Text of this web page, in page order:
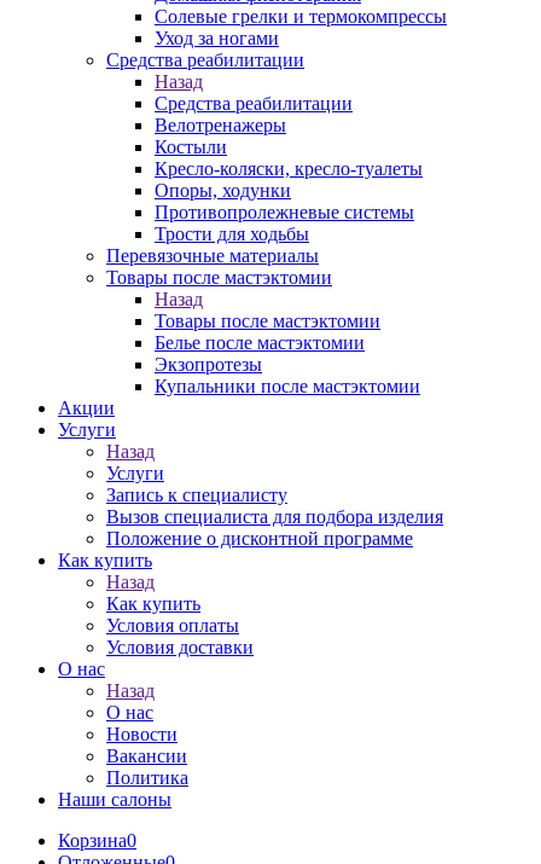
Солевые грелки и термокомпрессы
Уход за ногами
Средства реабилитации
Назад
Средства реабилитации
Велотренажеры
Костыли
Кресло-коляски, кресло-туалеты
Опоры, ходунки
Противопролежневые системы
Трости для ходьбы
Перевязочные материалы
Товары после мастэктомии
Назад
Товары после мастэктомии
Белье после мастэктомии
Экзопротезы
Купальники после мастэктомии
Акции
Услуги
Назад
Услуги
Запись к специалисту
Вызов специалиста для подбора изделия
Положение о дисконтной программе
Как купить
Назад
Как купить
Условия оплаты
Условия доставки
О нас
Назад
О нас
Новости
Вакансии
Политика
Наши салоны
Корзина0